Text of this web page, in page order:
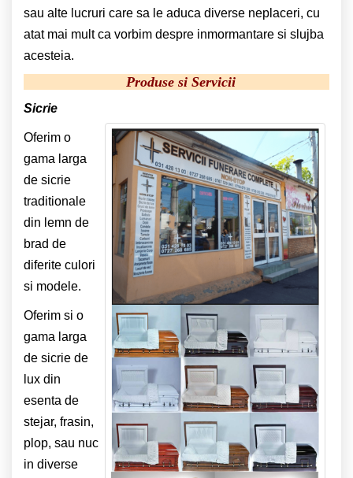
sau alte lucruri care sa le aduca diverse neplaceri, cu
atat mai mult ca vorbim despre inmormantare si slujba
acesteia.
Produse si Servicii
Sicrie
Oferim o
gama larga
de sicrie
traditionale
din lemn de
brad de
diferite culori
si modele.
Oferim si o
gama larga
de sicrie de
lux din
esenta de
stejar, frasin,
plop, sau nuc
in diverse